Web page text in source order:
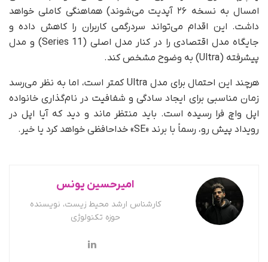
امسال به نسخه ۲۶ آپدیت می‌شوند) هماهنگی کاملی خواهد
داشت. این اقدام می‌تواند سردرگمی کاربران را کاهش داده و
جایگاه مدل اقتصادی را در کنار مدل اصلی (Series 11) و مدل
پیشرفته (Ultra) به وضوح مشخص کند.
هرچند این احتمال برای مدل Ultra کمتر است، اما به نظر می‌رسد
زمان مناسبی برای ایجاد سادگی و شفافیت در نام‌گذاری خانواده
اپل واچ فرا رسیده است. باید منتظر ماند و دید که آیا اپل در
رویداد پیش رو، رسماً با برند «SE» خداحافظی خواهد کرد یا خیر.
امیرحسین یونس
کارشناس ارشد محیط زیست، نویسنده
حوزه تکنولوژی